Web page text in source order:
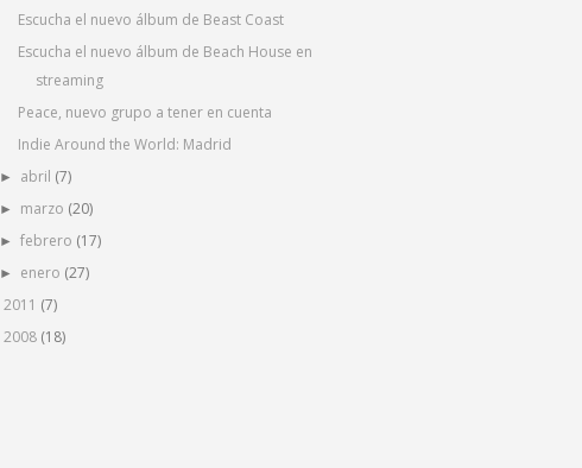
Escucha el nuevo álbum de Beast Coast
Escucha el nuevo álbum de Beach House en
streaming
Peace, nuevo grupo a tener en cuenta
Indie Around the World: Madrid
► abril (7)
► marzo (20)
►febrero (17)
► enero (27)
2011 (7)
2008 (18)